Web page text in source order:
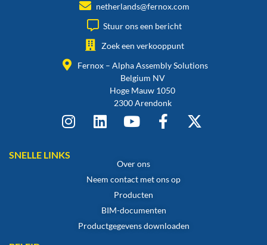
netherlands@fernox.com
Stuur ons een bericht
Zoek een verkooppunt
Fernox – Alpha Assembly Solutions
Belgium NV
Hoge Mauw 1050
2300 Arendonk
SNELLE LINKS
Over ons
Neem contact met ons op
Producten
BIM-documenten
Productgegevens downloaden